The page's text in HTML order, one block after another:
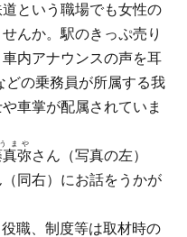
という職場でも女性の
んか。駅のきっぷ売り
内アナウンスの声を耳
どの乗務員が所属する我
車掌が配属されていま
弥
まや
さん（写真の左）
同右）にお話をうかが
職、制度等は取材時の